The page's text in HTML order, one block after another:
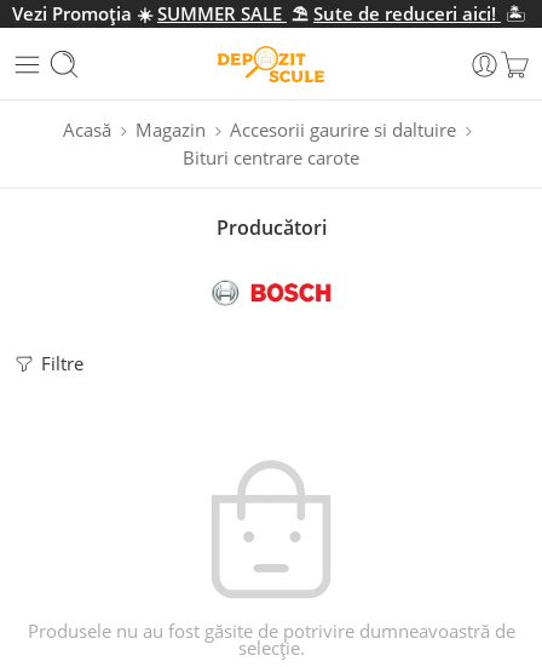
Vezi Promoția ☀️SUMMER SALE ⛱️ Sute de reduceri aici! 🏝️
Acasă Magazin
Accesorii gaurire si daltuire
Bituri centrare carote
Producători
Filtre
Produsele nu au fost găsite de potrivire dumneavoastră de
selecție.